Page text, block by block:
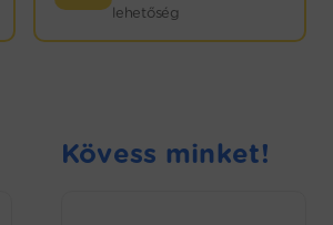
lehetőség
Kövess minket!